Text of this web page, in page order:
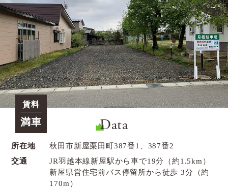
賃料
満車 Data
所在地
秋田市新屋栗田町387番1、387番2
交通
JR羽越本線新屋駅から車で19分（約1.5km）
新屋県営住宅前バス停留所から徒歩 3分（約
170m）